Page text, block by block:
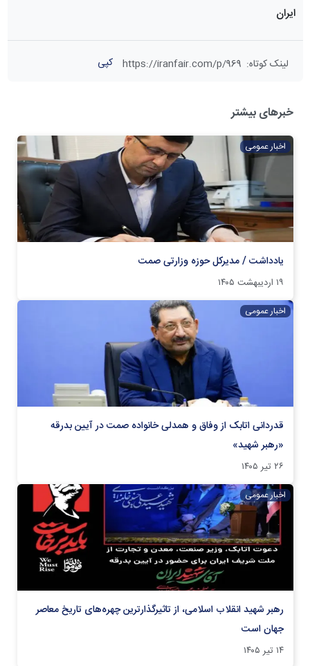
ایران
لینک کوتاه:
https://iranfair.com/p/969 کپی
خبرهای بیشتر
اخبار عمومی
یادداشت / مدیرکل حوزه وزارتی صمت
۱۹ اردیبهشت ۱۴۰۵
اخبار عمومی
قدردانی اتابک از وفاق و همدلی خانواده صمت در آیین بدرقه
«رهبر شهید»
۲۶ تیر ۱۴۰۵
اخبار عمومی
رهبر شهید انقلاب اسلامی، از تاثیرگذارترین چهره‌های تاریخ معاصر
جهان است
۱۴ تیر ۱۴۰۵